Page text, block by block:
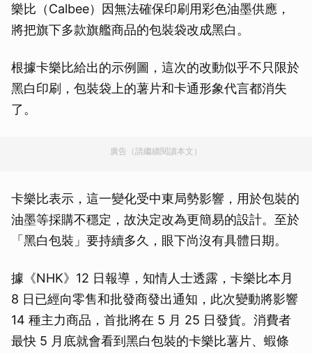
樂比（Calbee）因無法確保印刷用彩色油墨供應，
將把旗下多款旗艦商品的包裝袋改成黑白。
根據卡樂比給出的示例圖，這次的改動似乎不只限於
黑白印刷，包裝袋上的薯片和卡通形象代言都消失
了。
廣告（請繼續閱讀本文）
卡樂比表示，這一變化受中東局勢影響，用於包裝的
油墨等採購不穩定，故決定改為更簡易的設計。至於
「黑白包裝」要持續多久，眼下尚沒有具體日期。
據《NHK》12 日報導，知情人士透露，卡樂比本月
8 日已經向零售和批發商發出通知，此次變動將影響
14 種主力商品，首批將在 5 月 25 日發貨。消費者
最快 5 月底就會看到黑白包裝的卡樂比薯片、蝦條